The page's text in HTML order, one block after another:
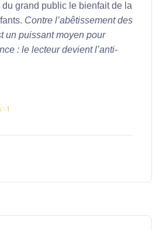
grand public le bienfait de la
Contre l’abêtissement des
un puissant moyen pour
: le lecteur devient l’anti-
: 1